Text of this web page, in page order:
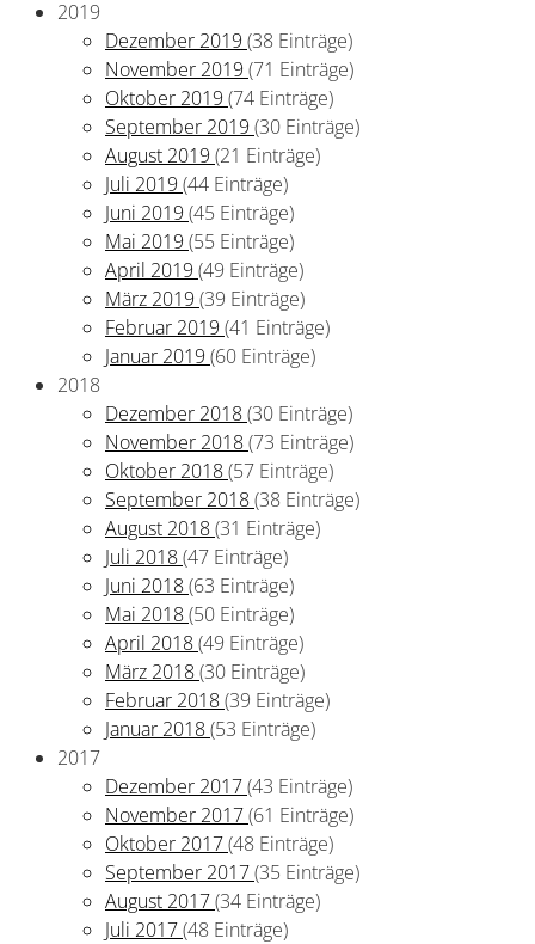
2019
Dezember 2019 (38 Einträge)
November 2019 (71 Einträge)
Oktober 2019 (74 Einträge)
September 2019 (30 Einträge)
August 2019 (21 Einträge)
Juli 2019 (44 Einträge)
Juni 2019 (45 Einträge)
Mai 2019 (55 Einträge)
April 2019 (49 Einträge)
März 2019 (39 Einträge)
Februar 2019 (41 Einträge)
Januar 2019 (60 Einträge)
2018
Dezember 2018(30 Einträge)
November 2018(73 Einträge)
Oktober 2018(57 Einträge)
September 2018(38 Einträge)
August 2018(31 Einträge)
Juli 2018(47 Einträge)
Juni 2018(63 Einträge)
Mai 2018(50 Einträge)
April 2018(49 Einträge)
März 2018(30 Einträge)
Februar 2018(39 Einträge)
Januar 2018(53 Einträge)
2017
Dezember 2017(43 Einträge)
November 2017(61 Einträge)
Oktober 2017(48 Einträge)
September 2017(35 Einträge)
August 2017(34 Einträge)
Juli 2017(48 Einträge)